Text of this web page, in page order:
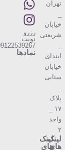
تهران
خیابان
شریعتی
ابندای
خیابان
سنایی
پلاک
واحد
۲
لینک
های
لینک
های
رزرو
نوبت:
نمادها